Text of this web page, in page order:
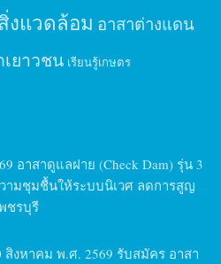
งแวดล้อม อาสาต่างแดน
เยาวชน เรียนรู้เกษตร
อาสาดูแลฝาย (Check Dam) รุ่น 3
มชุมชื้นให้ระบบนิเวศ ลดการสูญ
ชรบุรี
งหาคม พ.ศ. 2569 รับสมัคร อาสา